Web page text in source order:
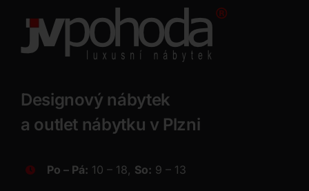
Designový nábytek
a outlet nábytku v Plzni
Po – Pá: 10 – 18, So: 9 – 13